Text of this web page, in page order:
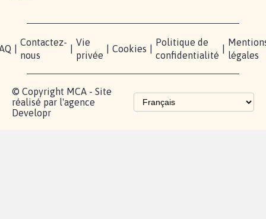
Contactez-
nous
Vie
privée
Cookies
Politique de
confidentialité
légales
© Copyright MCA - Site
réalisé par l'agence
Developr